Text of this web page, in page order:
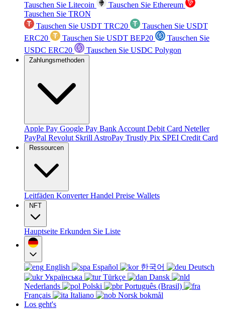
Tauschen Sie Litecoin
Tauschen Sie Ethereum
Tauschen Sie TRON
Tauschen Sie USDT TRC20
Tauschen Sie USDT
ERC20
Tauschen Sie USDT BEP20
Tauschen Sie
USDC ERC20
Tauschen Sie USDC Polygon
Zahlungsmethoden
Apple Pay Google Pay Bank Account Debit Card Neteller
PayPal Revolut Skrill AstroPay Trustly Pix SPEI Credit Card
Ressourcen
Leitfäden KonverterHandel Preise Wallets
NFT
Hauptseite Erkunden Sie Liste
English Español 한국어
Deutsch
Українська
Türkçe
Dansk
Nederlands
Polski
Português (Brasil)
Français
Italiano
Norsk bokmål
Los geht's